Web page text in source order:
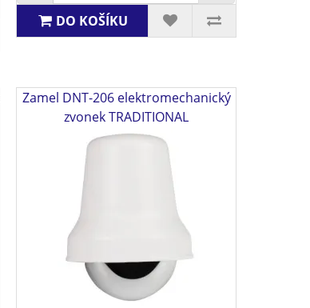
DO KOŠÍKU
Zamel DNT-206 elektromechanický
zvonek TRADITIONAL